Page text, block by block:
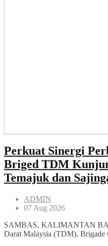
Perkuat Sinergi
Briged TDM
Temajuk dan
ADMIN
07 Aug 2026
SAMBAS, KALIMANTAN
Darat Malaysia (TDM), Brigade